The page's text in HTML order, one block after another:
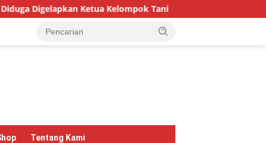
Tani Hari Hutan Indonesia 2026: Pulihkan
Tentang Kami